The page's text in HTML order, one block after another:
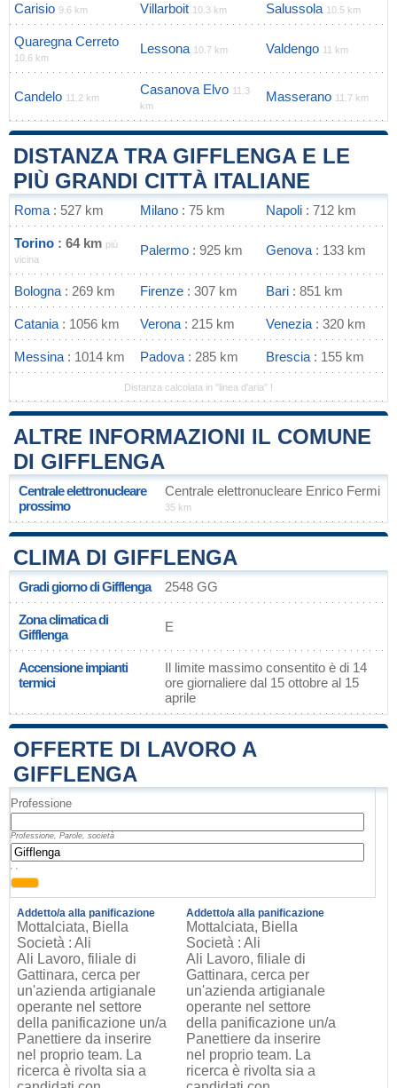
Carisio 9.6 km Villarboit 10.3 km Salussola 10.5 km
Quaregna Cerreto
10.6 km
Lessona 10.7 km Valdengo 11 km
Candelo 11.2 km
Casanova Elvo 11.3
km
Masserano 11.7 km
DISTANZA TRA GIFFLENGA E LE
PIÙ GRANDI CITTÀ ITALIANE
Roma : 527 km Milano : 75 km Napoli : 712 km
Torino : 64 km più
vicina
Palermo : 925 km Genova : 133 km
Bologna : 269 km Firenze : 307 km Bari : 851 km
Catania : 1056 km Verona : 215 km Venezia : 320 km
Messina : 1014 km Padova : 285 km Brescia : 155 km
Distanza calcolata in "linea d'aria" !
ALTRE INFORMAZIONI IL COMUNE
DI GIFFLENGA
Centrale elettronucleare
prossimo
Centrale elettronucleare Enrico Fermi
35 km
CLIMA DI GIFFLENGA
Gradi giorno di Gifflenga 2548 GG
Zona climatica di
Gifflenga
E
Accensione impianti
termici
Il limite massimo consentito è di 14
ore giornaliere dal 15 ottobre al 15
aprile
OFFERTE DI LAVORO A
GIFFLENGA
Professione
Professione, Parole, società
, ,
Addetto/a alla panificazione
Mottalciata, Biella
Società : Ali
Ali Lavoro, filiale di
Gattinara, cerca per
un'azienda artigianale
operante nel settore
della panificazione un/a
Panettiere da inserire
nel proprio team. La
ricerca è rivolta sia a
Addetto/a alla panificazione
Mottalciata, Biella
Società : Ali
Ali Lavoro, filiale di
Gattinara, cerca per
un'azienda artigianale
operante nel settore
della panificazione un/a
Panettiere da inserire
nel proprio team. La
ricerca è rivolta sia a